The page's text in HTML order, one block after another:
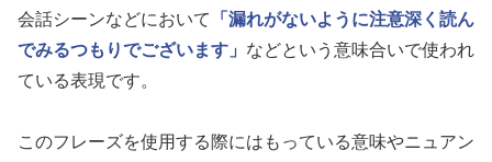
会話シーンなどにおいて
「漏れがないように注意深く読ん
でみるつもりでございます」 などという意味合いで使われ
ている表現です。
このフレーズを使用する際にはもっている意味やニュアン